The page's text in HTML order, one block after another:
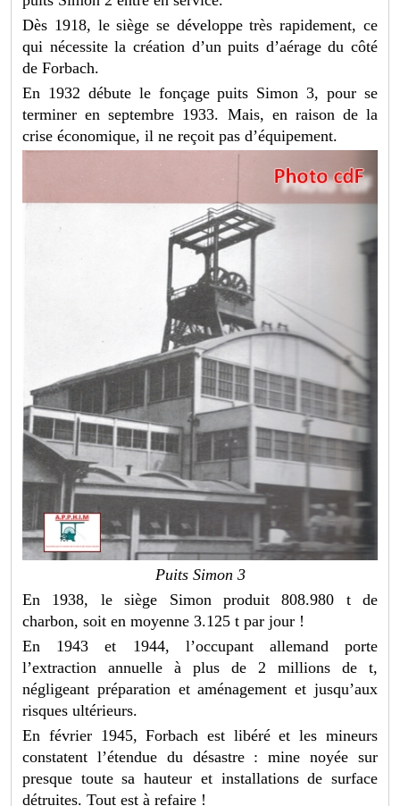
Dès 1918, le siège se développe très rapidement, ce
qui nécessite la création d’un puits d’aérage du côté
de Forbach.
En 1932 débute le fonçage puits Simon 3, pour se
terminer en septembre 1933. Mais, en raison de la
crise économique, il ne reçoit pas d’équipement.
Puits Simon 3
En 1938, le siège Simon produit 808.980 t de
charbon, soit en moyenne 3.125 t par jour !
En 1943 et 1944, l’occupant allemand porte
l’extraction annuelle à plus de 2 millions de t,
négligeant préparation et aménagement et jusqu’aux
risques ultérieurs.
En février 1945, Forbach est libéré et les mineurs
constatent l’étendue du désastre : mine noyée sur
presque toute sa hauteur et installations de surface
détruites. Tout est à refaire !